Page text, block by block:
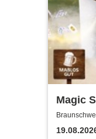
Magic
GmbH